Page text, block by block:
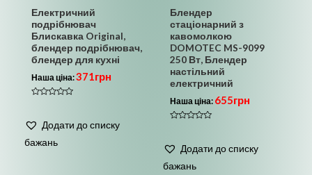
Електричний
подрібнювач
Блискавка Original,
блендер подрібнювач,
блендер для кухні
Наша ціна:371грн
з
Додати до списку
бажань
Блендер
стаціонарний з
кавомолкою
DOMOTEC MS-9099
250 Вт, Блендер
настільний
електричний
Наша ціна: 655грн
з
Додати до списку
бажань